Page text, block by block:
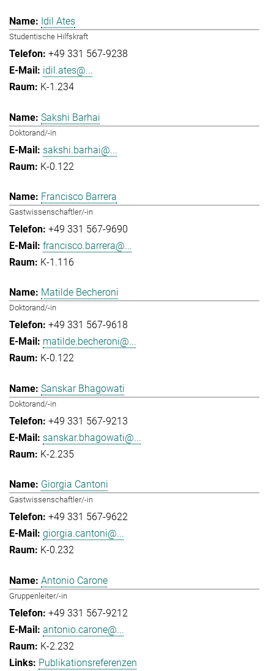
Idil Ates
Studentische Hilfskraft
+49 331 567-9238
idil.ates@...
K-1.234
Sakshi Barhai
Doktorand/-in
sakshi.barhai@...
K-0.122
Francisco Barrera
Gastwissenschaftler/-in
+49 331 567-9690
francisco.barrera@...
K-1.116
Matilde Becheroni
Doktorand/-in
+49 331 567-9618
matilde.becheroni@...
K-0.122
Sanskar Bhagowati
Doktorand/-in
+49 331 567-9213
sanskar.bhagowati@...
K-2.235
Giorgia Cantoni
Gastwissenschaftler/-in
+49 331 567-9622
giorgia.cantoni@...
K-0.232
Antonio Carone
Gruppenleiter/-in
+49 331 567-9212
antonio.carone@...
K-2.232
Publikationsreferenzen